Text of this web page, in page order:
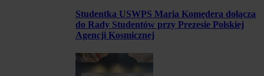
Studentka USWPS Maria Komędera dołącza
do Rady Studentów przy Prezesie Polskiej
Agencji Kosmicznej